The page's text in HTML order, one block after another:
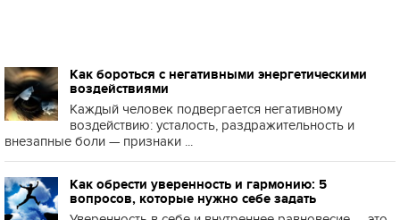
Как бороться с негативными энергетическими
воздействиями
Каждый человек подвергается негативному
воздействию: усталость, раздражительность и
внезапные боли — признаки ...
Как обрести уверенность и гармонию: 5
вопросов, которые нужно себе задать